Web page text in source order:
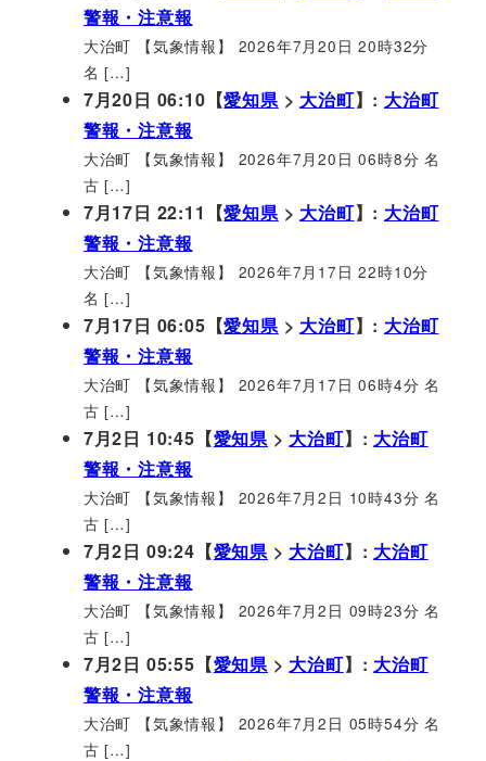
警報・注意報
大治町 【気象情報】 2026年7月20日 20時32分
名 […]
7月20日 06:10【愛知県> 大治町】: 大治町
警報・注意報
大治町 【気象情報】 2026年7月20日 06時8分 名
古 […]
7月17日 22:11【愛知県> 大治町】: 大治町
警報・注意報
大治町 【気象情報】 2026年7月17日 22時10分
名 […]
7月17日 06:05【愛知県> 大治町】: 大治町
警報・注意報
大治町 【気象情報】 2026年7月17日 06時4分 名
古 […]
7月2日 10:45【愛知県 > 大治町】: 大治町
警報・注意報
大治町 【気象情報】 2026年7月2日 10時43分 名
古 […]
7月2日 09:24【愛知県 > 大治町】: 大治町
警報・注意報
大治町 【気象情報】 2026年7月2日 09時23分 名
古 […]
7月2日 05:55【愛知県 > 大治町】: 大治町
警報・注意報
大治町 【気象情報】 2026年7月2日 05時54分 名
古 […]